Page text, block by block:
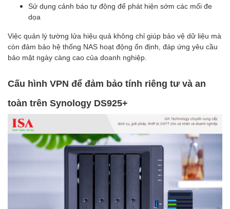
Sử dụng cảnh báo tự động để phát hiện sớm các mối đe
dọa
Việc quản lý tường lửa hiệu quả không chỉ giúp bảo vệ dữ liệu mà
còn đảm bảo hệ thống NAS hoạt động ổn định, đáp ứng yêu cầu
bảo mật ngày càng cao của doanh nghiệp.
Cấu hình VPN để đảm bảo tính riêng tư và an
toàn trên Synology DS925+